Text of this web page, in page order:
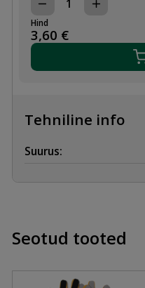
KINDAD
ANSELL
HYFLEX
NAILON
kogus
Hind
3,60 €
Tehniline info
Suurus:
Seotud tooted